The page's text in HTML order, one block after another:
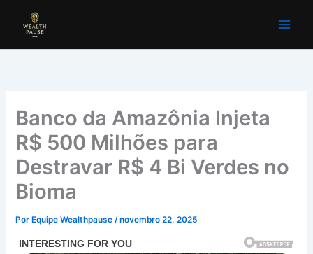
Banco da Amazônia Injeta
R$ 500 Milhões para
Destravar R$ 4 Bi Verdes no
Bioma
Por Equipe Wealthpause/novembro 22, 2025